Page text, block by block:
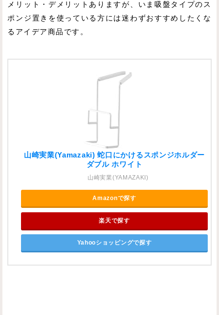
メリット・デメリットありますが、いま吸盤タイプのス
ポンジ置きを使っている方には迷わずおすすめしたくな
るアイデア商品です。
山崎実業(Yamazaki) 蛇口にかけるスポンジホルダー
ダブル ホワイト
山崎実業(YAMAZAKI)
Amazonで探す
楽天で探す
Yahooショッピングで探す